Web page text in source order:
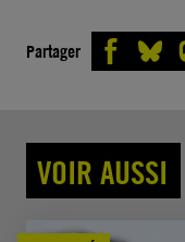
Partager
VOIR AUSSI